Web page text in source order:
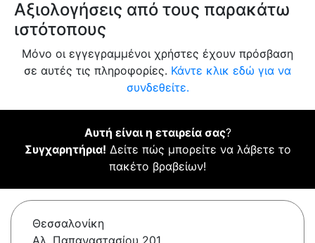
Αξιολογήσεις από τους παρακάτω
ιστότοπους
Μόνο οι εγγεγραμμένοι χρήστες έχουν πρόσβαση
σε αυτές τις πληροφορίες. Κάντε κλικ εδώ για να
συνδεθείτε.
Αυτή είναι η εταιρεία σας?
Συγχαρητήρια! Δείτε πώς μπορείτε να λάβετε το
πακέτο βραβείων!
Θεσσαλονίκη